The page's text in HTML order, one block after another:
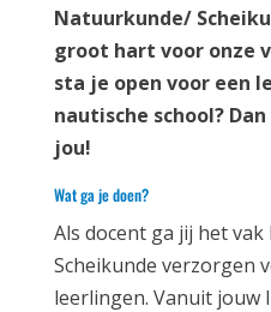
Natuurkunde/
groot hart voor onze
sta je open voor een
nautische school?
jou!
Wat ga je doen?
Als docent ga jij het
Scheikunde verzorgen
leerlingen. Vanuit jouw